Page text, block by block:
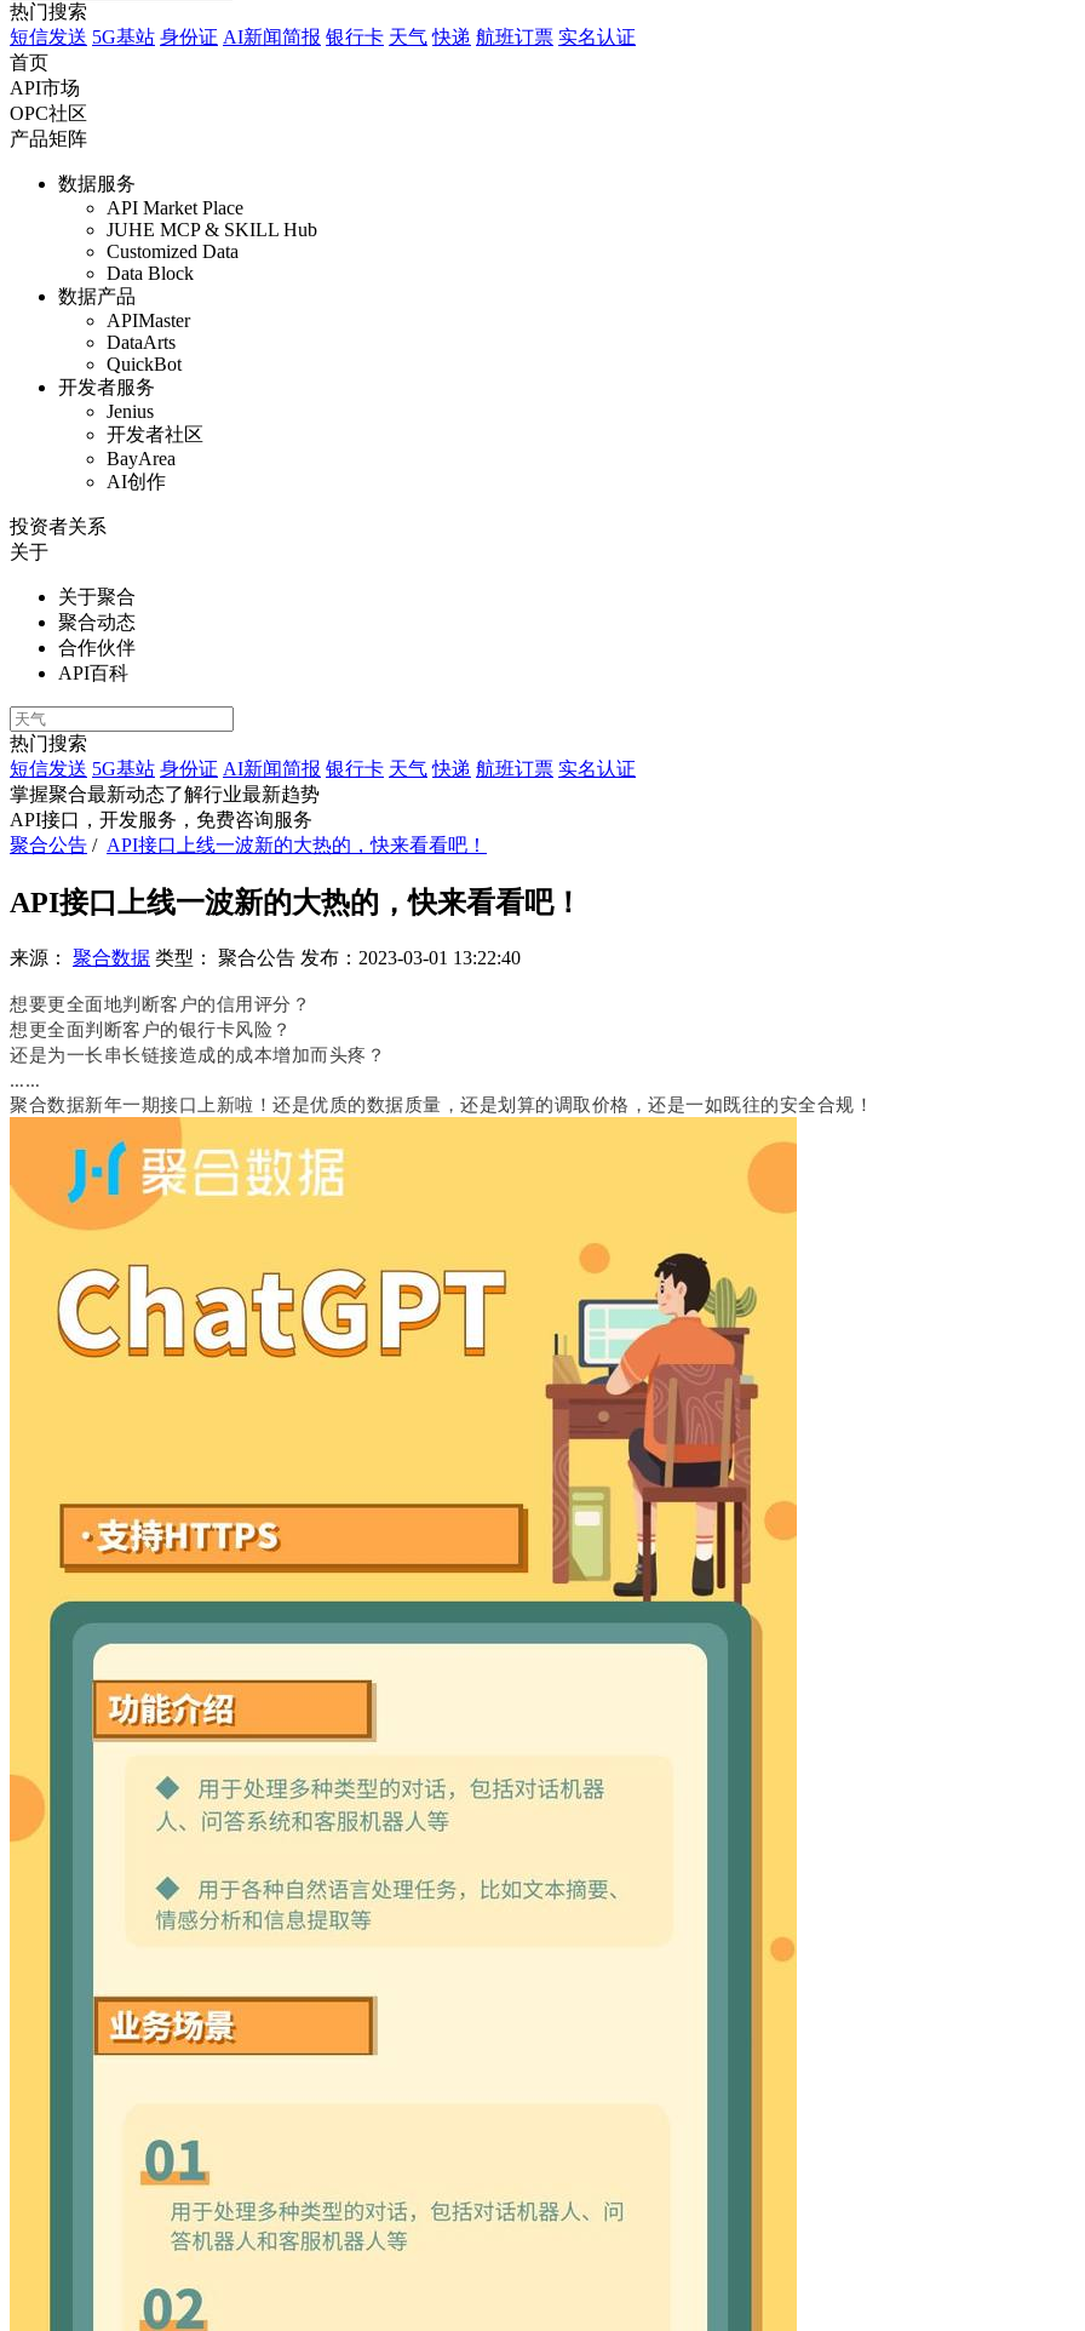
热门搜索
短信发送 5G基站 身份证 AI新闻简报 银行卡 天气 快递 航班订票 实名认证
首页
API市场
OPC社区
产品矩阵
数据服务
API Market Place
JUHE MCP & SKILL Hub
Customized Data
Data Block
数据产品
APIMaster
DataArts
QuickBot
开发者服务
Jenius
开发者社区
BayArea
AI创作
投资者关系
关于
关于聚合
聚合动态
合作伙伴
API百科
热门搜索
短信发送 5G基站 身份证 AI新闻简报 银行卡 天气 快递 航班订票 实名认证
掌握聚合最新动态了解行业最新趋势
API接口，开发服务，免费咨询服务
聚合公告 / API接口上线一波新的大热的，快来看看吧！
API接口上线一波新的大热的，快来看看吧！
来源： 聚合数据 类型： 聚合公告 发布： 2023-03-01 13:22:40
想要更全面地判断客户的信用评分？
想更全面判断客户的银行卡风险？
还是为一长串长链接造成的成本增加而头疼？
……
聚合数据新年一期接口上新啦！还是优质的数据质量，还是划算的调取价格，还是一如既往的安全合规！